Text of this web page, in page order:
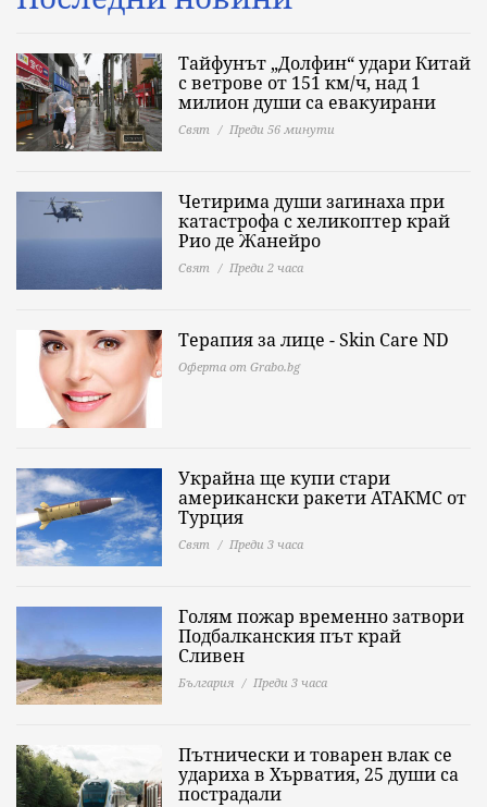
Тайфунът „Долфин“ удари Китай
с ветрове от 151 км/ч, над 1
милион души са евакуирани
Свят Преди 56 минути
Четирима души загинаха при
катастрофа с хеликоптер край
Рио де Жанейро
Свят Преди 2 часа
Терапия за лице - Skin Care ND
Оферта от Grabo.bg
Украйна ще купи стари
американски ракети АТАКМС от
Турция
Свят Преди 3 часа
Голям пожар временно затвори
Подбалканския път край
Сливен
България Преди 3 часа
Пътнически и товарен влак се
удариха в Хърватия, 25 души са
пострадали